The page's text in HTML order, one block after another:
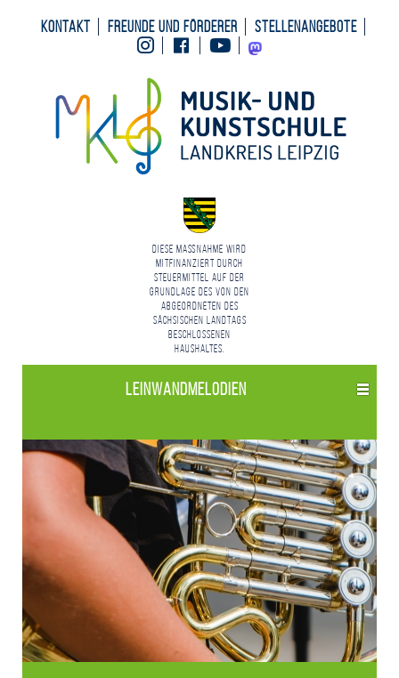
Kontakt Freunde und Förderer
Stellenangebote
InstagramFacebookYoutubeMastodon
Diese Maßnahme wird
mitfinanziert durch
Steuermittel auf der
Grundlage des von den
Abgeordneten des
Sächsischen Landtags
beschlossenen
Haushaltes.
Leinwand­melodien